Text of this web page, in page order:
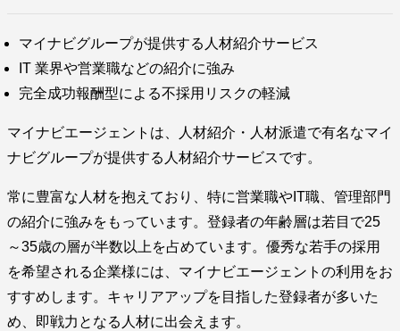
マイナビグループが提供する人材紹介サービス
IT 業界や営業職などの紹介に強み
完全成功報酬型による不採用リスクの軽減
マイナビエージェントは、人材紹介・人材派遣で有名なマイ
ナビグループが提供する人材紹介サービスです。
常に豊富な人材を抱えており、特に営業職やIT職、管理部門
の紹介に強みをもっています。登録者の年齢層は若目で25
～35歳の層が半数以上を占めています。優秀な若手の採用
を希望される企業様には、マイナビエージェントの利用をお
すすめします。キャリアアップを目指した登録者が多いた
め、即戦力となる人材に出会えます。